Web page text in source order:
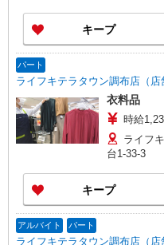
キープ
パート
ライフキテラタウン調布店（店
衣料品
ライフ
台1-33-3
キープ
アルバイト パート
ライフキテラタウン調布店（店